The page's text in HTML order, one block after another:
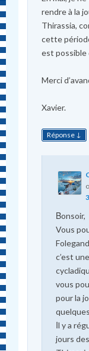
rendre à la
Thirassia,
cette
est possible
Merci
Xavier.
Réponse ↓
Βonsoir,
Vous
c’est
vous
pour la
Ιl y a
jours